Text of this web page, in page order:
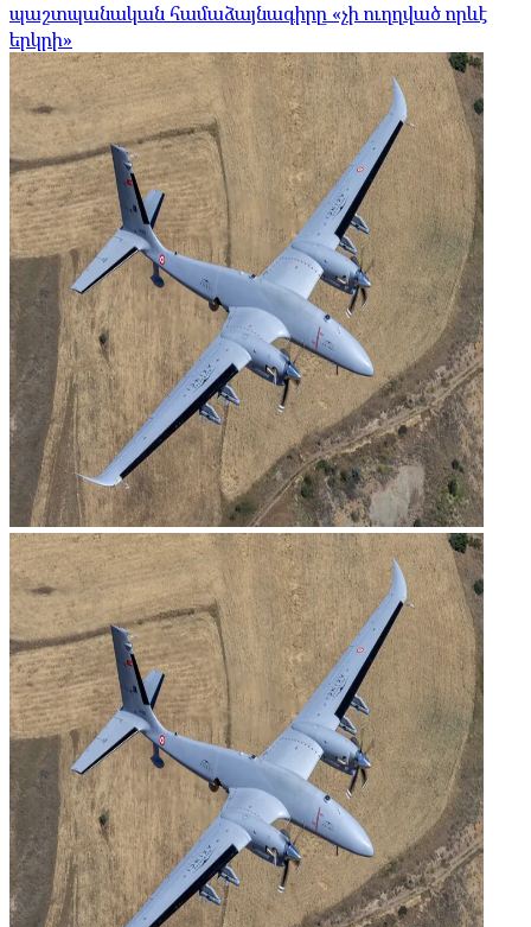
պաշտպանական համաձայնագիրը «չի ուղղված որևէ
երկրի»